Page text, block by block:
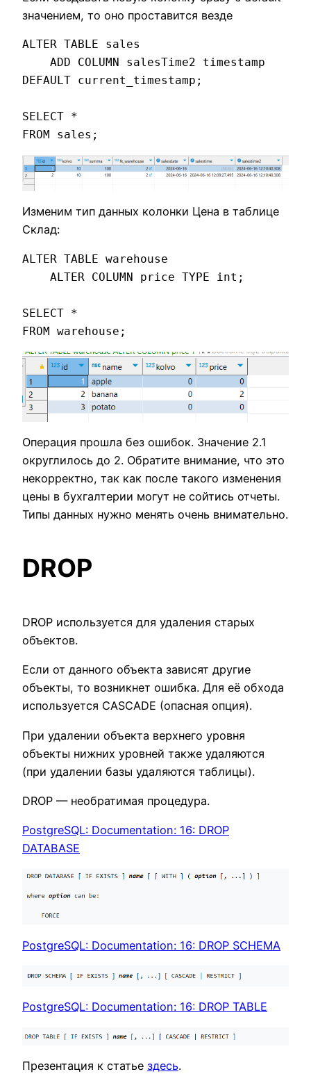
значением, то оно проставится везде
ALTER TABLE sales
DEFAULT current_timestamp;
SELECT *
FROM sales;
Изменим тип данных колонки Цена в таблице
Склад:
ALTER TABLE warehouse
SELECT *
FROM warehouse;
Операция прошла без ошибок. Значение 2.1
округлилось до 2. Обратите внимание, что это
некорректно, так как после такого изменения
цены в бухгалтерии могут не сойтись отчеты.
Типы данных нужно менять очень внимательно.
DROP
DROP используется для удаления старых
объектов.
Если от данного объекта зависят другие
объекты, то возникнет ошибка. Для её обхода
используется CASCADE (опасная опция).
При удалении объекта верхнего уровня
объекты нижних уровней также удаляются
(при удалении базы удаляются таблицы).
DROP — необратимая процедура.
PostgreSQL: Documentation: 16: DROP
DATABASE
PostgreSQL: Documentation: 16: DROP SCHEMA
PostgreSQL: Documentation: 16: DROP TABLE
Презентация к статье здесь.